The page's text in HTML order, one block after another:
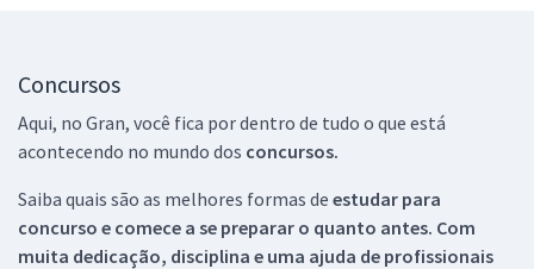
Concursos
Aqui, no Gran, você fica por dentro de tudo o que está
acontecendo no mundo dos concursos.
Saiba quais são as melhores formas de estudar para
concurso e comece a se preparar o quanto antes. Com
muita dedicação, disciplina e uma ajuda de profissionais